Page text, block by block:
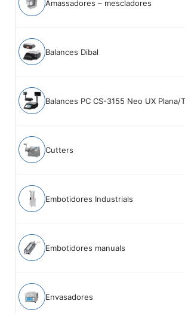
Amassadores – mescladores
Balances Dibal
Balances PC CS-3155 Neo UX Plana/
Cutters
Embotidores Industrials
Embotidores manuals
Envasadores